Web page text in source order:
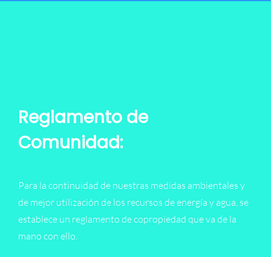
Reglamento de
Comunidad:
Para la continuidad de nuestras medidas ambientales y
de mejor utilización de los recursos de energía y agua, se
establece un reglamento de copropiedad que va de la
mano con ello.